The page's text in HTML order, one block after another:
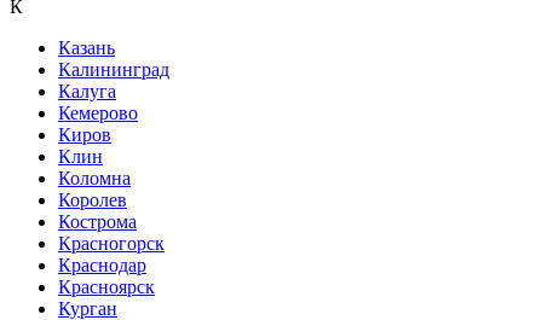
К
Казань
Калининград
Калуга
Кемерово
Киров
Клин
Коломна
Королев
Кострома
Красногорск
Краснодар
Красноярск
Курган